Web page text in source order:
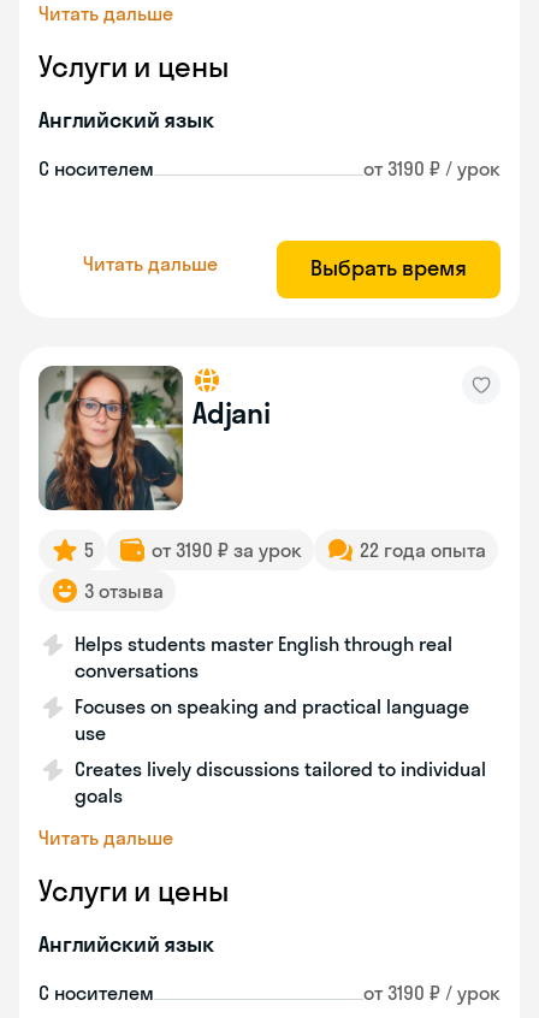
Читать дальше
Услуги и цены
Английский язык
С носителем от 3190 ₽ / урок
Читать дальше Выбрать время
Adjani
5 от 3190 ₽ за урок
22 года опыта
3 отзыва
Helps students master English through real
conversations
Focuses on speaking and practical language
use
Creates lively discussions tailored to individual
goals
Читать дальше
Услуги и цены
Английский язык
С носителем от 3190 ₽ / урок